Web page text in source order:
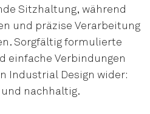
Sitzhaltung, während
und präzise Verarbeitung
Sorgfältig formulierte
einfache Verbindungen
Industrial Design wider:
nachhaltig.